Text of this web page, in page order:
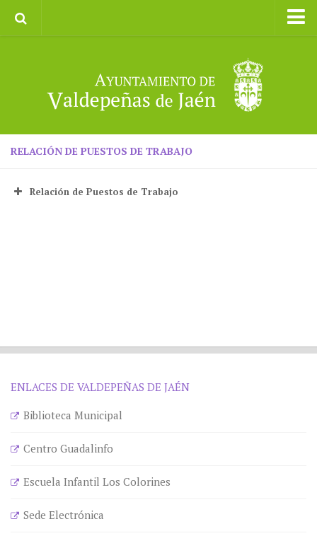
II CXM ROMPEALBARCAS 2023
RELACIÓN DE PUESTOS DE TRABAJO
Relación de Puestos de Trabajo
ENLACES DE VALDEPEÑAS DE JAÉN
Biblioteca Municipal
Centro Guadalinfo
Escuela Infantil Los Colorines
Sede Electrónica